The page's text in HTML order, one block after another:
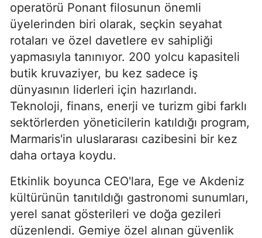
operatörü Ponant filosunun önemli
üyelerinden biri olarak, seçkin seyahat
rotaları ve özel davetlere ev sahipliği
yapmasıyla tanınıyor. 200 yolcu kapasiteli
butik kruvaziyer, bu kez sadece iş
dünyasının liderleri için hazırlandı.
Teknoloji, finans, enerji ve turizm gibi farklı
sektörlerden yöneticilerin katıldığı program,
Marmaris'in uluslararası cazibesini bir kez
daha ortaya koydu.
Etkinlik boyunca CEO'lara, Ege ve Akdeniz
kültürünün tanıtıldığı gastronomi sunumları,
yerel sanat gösterileri ve doğa gezileri
düzenlendi. Gemiye özel alınan güvenlik